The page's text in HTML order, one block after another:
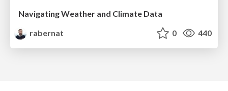
Navigating Weather and Climate Data
rabernat
0 440